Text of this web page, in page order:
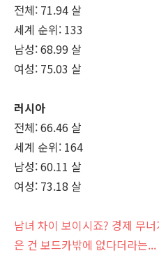
전체: 71.94 살
세계 순위: 133
남성: 68.99 살
여성: 75.03 살
러시아
전체: 66.46 살
세계 순위: 164
남성: 60.11 살
여성: 73.18 살
남녀 차이 보이시죠? 경제 무
은 건 보드카밖에 없다더라는...